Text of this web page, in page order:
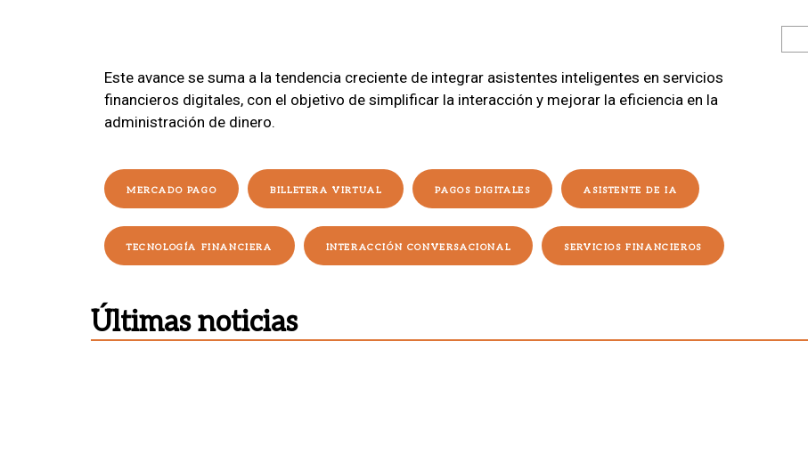
Este avance se suma a la tendencia creciente de integrar asistentes inteligentes en servicios
financieros digitales, con el objetivo de simplificar la interacción y mejorar la eficiencia en la
administración de dinero.
MERCADO PAGO BILLETERA VIRTUAL PAGOS DIGITALES ASISTENTE DE IA
TECNOLOGÍA FINANCIERA INTERACCIÓN CONVERSACIONAL SERVICIOS FINANCIEROS
Últimas noticias